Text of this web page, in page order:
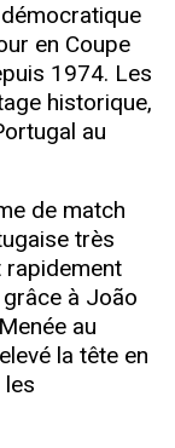
en Coupe
1974. Les
historique,
au
de match
très
rapidement
grâce à João
au
la tête en